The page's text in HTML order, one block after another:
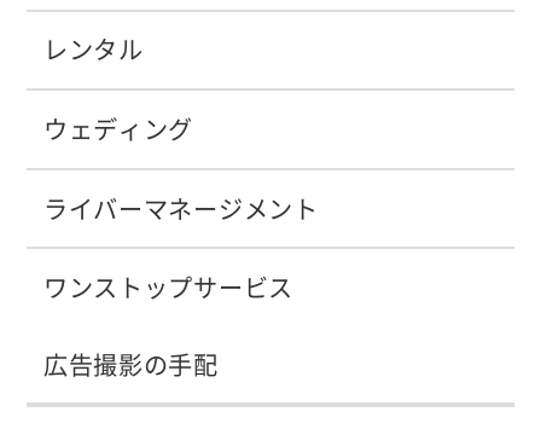
レンタル
ウェディング
ライバーマネージメント
ワンストップサービス
広告撮影の手配